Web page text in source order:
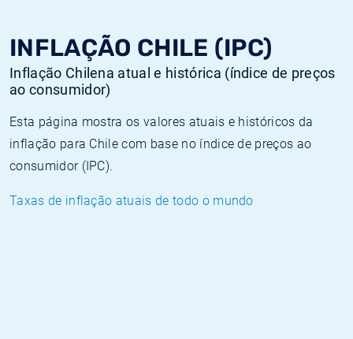
INFLAÇÃO CHILE (IPC)
Inflação Chilena atual e histórica (índice de preços
ao consumidor)
Esta página mostra os valores atuais e históricos da
inflação para Chile com base no índice de preços ao
consumidor (IPC).
Taxas de inflação atuais de todo o mundo